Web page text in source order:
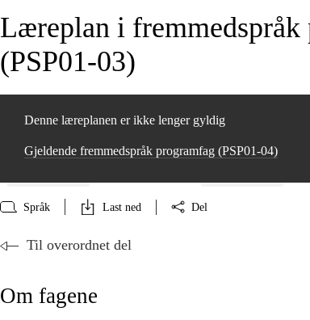
Læreplan i fremmedspråk
(PSP01‑03)
Denne læreplanen er ikke lenger gyldig
Gjeldende fremmedspråk programfag (PSP01‑04)
Språk Last ned Del
Til overordnet del
Om fagene